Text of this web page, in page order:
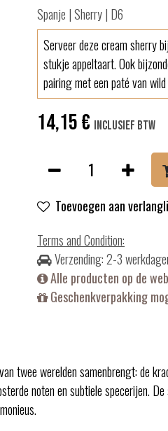
Spanje | Sherry | D6
Serveer deze cream sherry
stukje appeltaart. Ook
pairing met een paté van
14,15€ Inclusief btw
Toevoegen aan
Terms and Condition:
Verzending: 2-3
Alle producten op de
Geschenkverpakking
twee werelden samenbrengt: de
noten en subtiele specerijen.